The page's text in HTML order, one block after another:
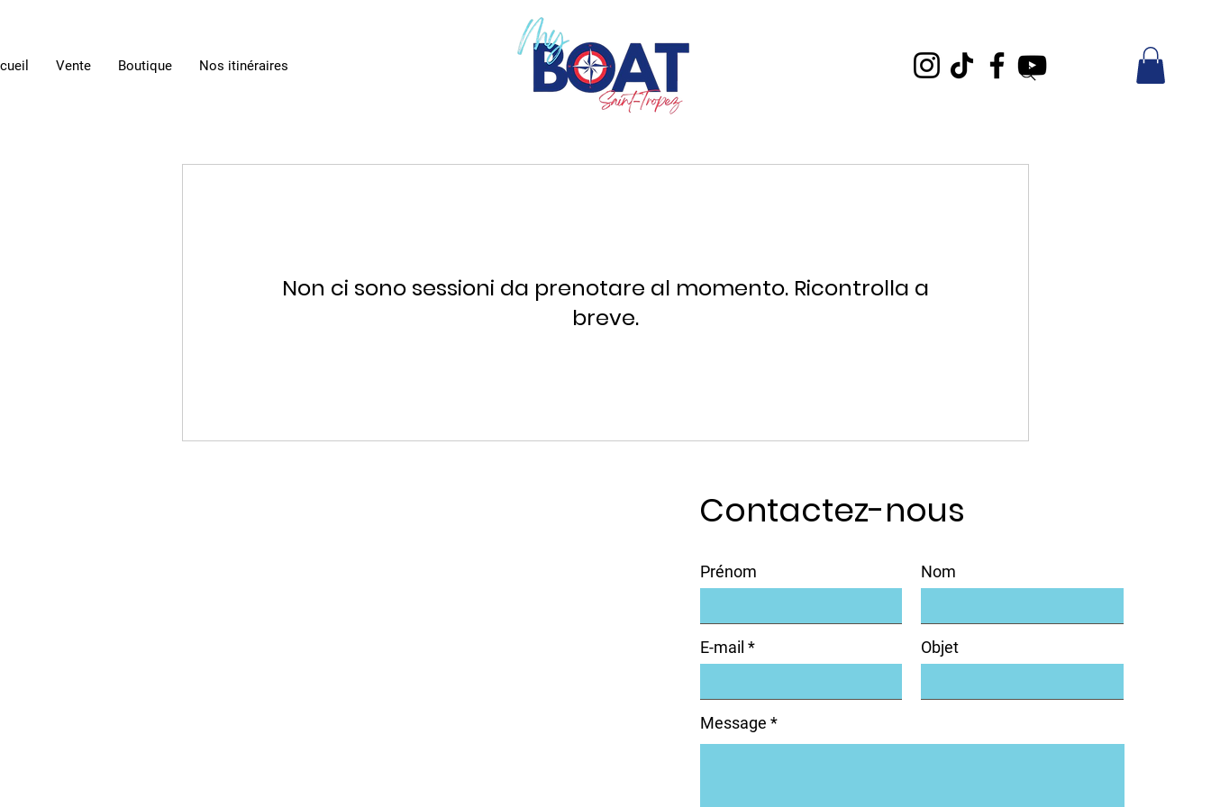
Vente Boutique Nos itinéraires
Non ci sono sessioni da prenotare al momento. Ricontrolla a
breve.
Contactez-nous
Prénom Nom
E-mail Objet
Message